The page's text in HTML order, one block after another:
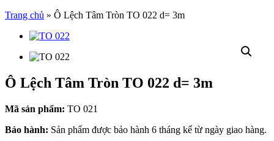
Trang chủ » Ô Lệch Tâm Tròn TO 022 d= 3m
Ô Lệch Tâm Tròn TO 022 d= 3m
Mã sản phẩm: TO 021
Bảo hành: Sản phẩm được bảo hành 6 tháng kể từ ngày giao hàng.